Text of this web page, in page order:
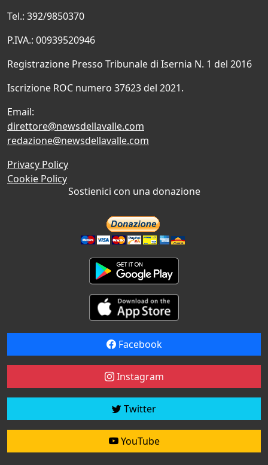
Tel.: 392/9850370
P.IVA.: 00939520946
Registrazione Presso Tribunale di Isernia N. 1 del 2016
Iscrizione ROC numero 37623 del 2021.
Email:
direttore@newsdellavalle.com
redazione@newsdellavalle.com
Privacy Policy
Cookie Policy
Sostienici con una donazione
Facebook
Instagram
Twitter
YouTube